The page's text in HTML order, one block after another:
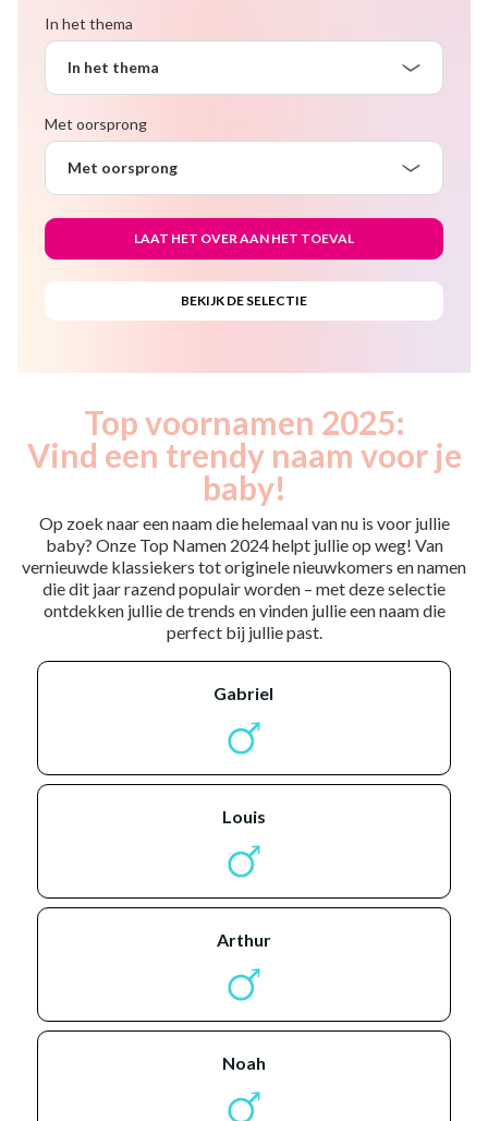
In het thema
In het thema
Met oorsprong
Met oorsprong
Top voornamen 2025:
Vind een trendy naam voor je
baby!
Op zoek naar een naam die helemaal van nu is voor jullie
baby? Onze Top Namen 2024 helpt jullie op weg! Van
vernieuwde klassiekers tot originele nieuwkomers en namen
die dit jaar razend populair worden – met deze selectie
ontdekken jullie de trends en vinden jullie een naam die
perfect bij jullie past.
gabriel
louis
arthur
noah